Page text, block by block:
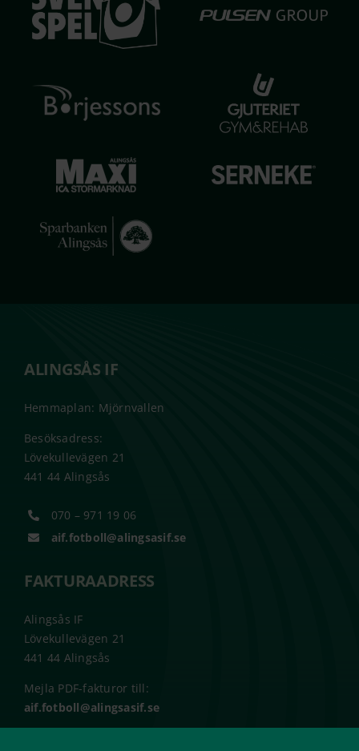
ALINGSÅS IF
Hemmaplan: Mjörnvallen
Besöksadress:
Lövekullevägen 21
441 44 Alingsås
070 – 971 19 06
aif.fotboll@alingsasif.se
FAKTURAADRESS
Alingsås IF
Lövekullevägen 21
441 44 Alingsås
Mejla PDF-fakturor till:
aif.fotboll@alingsasif.se